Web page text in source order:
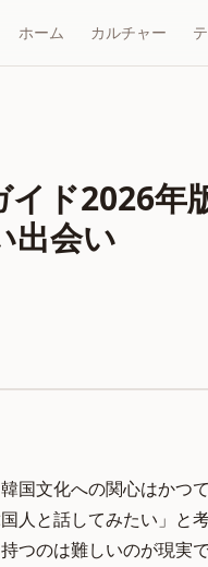
ホーム カルチャー
ド2026年
出会い
国文化への関心はかつ
人と話してみたい」と
つのは難しいのが現実